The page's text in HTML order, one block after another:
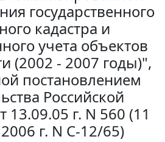
государственного
кадастра и
учета объектов
(2002 - 2007 годы)",
постановлением
Российской
г. N 560 (11
г. N С-12/65)